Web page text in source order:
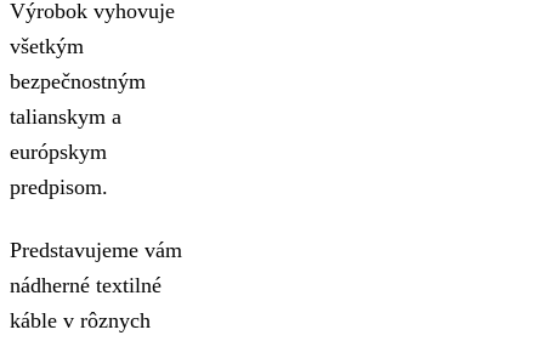
Výrobok vyhovuje
všetkým
bezpečnostným
talianskym a
európskym
predpisom.
Predstavujeme vám
nádherné textilné
káble v rôznych